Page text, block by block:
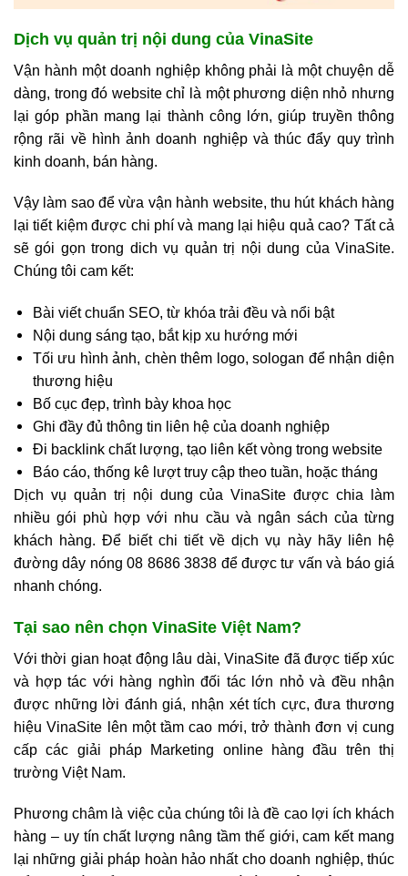
Dịch vụ quản trị nội dung của VinaSite
Vận hành một doanh nghiệp không phải là một chuyện dễ
dàng, trong đó website chỉ là một phương diện nhỏ nhưng
lại góp phần mang lại thành công lớn, giúp truyền thông
rộng rãi về hình ảnh doanh nghiệp và thúc đẩy quy trình
kinh doanh, bán hàng.
Vậy làm sao để vừa vận hành website, thu hút khách hàng
lại tiết kiệm được chi phí và mang lại hiệu quả cao? Tất cả
sẽ gói gọn trong dich vụ quản trị nội dung của VinaSite.
Chúng tôi cam kết:
Bài viết chuẩn SEO, từ khóa trải đều và nổi bật
Nội dung sáng tạo, bắt kịp xu hướng mới
Tối ưu hình ảnh, chèn thêm logo, sologan để nhận diện
thương hiệu
Bố cục đẹp, trình bày khoa học
Ghi đầy đủ thông tin liên hệ của doanh nghiệp
Đi backlink chất lượng, tạo liên kết vòng trong website
Báo cáo, thống kê lượt truy cập theo tuần, hoặc tháng
Dịch vụ quản trị nội dung của VinaSite được chia làm
nhiều gói phù hợp với nhu cầu và ngân sách của từng
khách hàng. Để biết chi tiết về dịch vụ này hãy liên hệ
đường dây nóng 08 8686 3838 để được tư vấn và báo giá
nhanh chóng.
Tại sao nên chọn VinaSite Việt Nam?
Với thời gian hoạt động lâu dài, VinaSite đã được tiếp xúc
và hợp tác với hàng nghìn đối tác lớn nhỏ và đều nhận
được những lời đánh giá, nhận xét tích cực, đưa thương
hiệu VinaSite lên một tầm cao mới, trở thành đơn vị cung
cấp các giải pháp Marketing online hàng đầu trên thị
trường Việt Nam.
Phương châm là việc của chúng tôi là đề cao lợi ích khách
hàng – uy tín chất lượng nâng tầm thế giới, cam kết mang
lại những giải pháp hoàn hảo nhất cho doanh nghiệp, thúc